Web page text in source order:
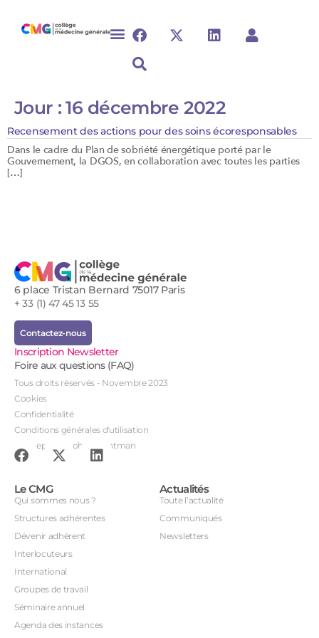
Jour :16 décembre 2022
Recensement des actions pour des soins écoresponsables
Dans le cadre du Plan de sobriété énergétique porté par le
Gouvernement, la DGOS, en collaboration avec toutes les parties
[…]
6 place Tristan Bernard 75017 Paris
+ 33 (1) 47 45 13 55
Contactez-nous
Inscription Newsletter
Foire aux questions (FAQ)
Tous droits réservés - Novembre 2023
Cookies
Confidentialité
Conditions générales d'utilisation
Conception : John Brightman
Le CMG
Qui sommes nous ?
Structures adhérentes
Dévenir adhérent
Interlocuteurs
International
Groupes de travail
Séminaire annuel
Agenda des instances
Actualités
Toute l’actualité
Communiqués
Newsletters